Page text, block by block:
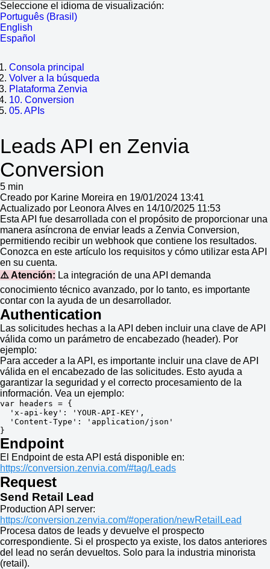
Seleccione el idioma de visualización:
Português (Brasil)
English
Español
Consola principal
Volver a la búsqueda
Plataforma Zenvia
10. Conversion
05. APIs
Leads API en Zenvia
Conversion
5 min
Creado por Karine Moreira en 19/01/2024 13:41
Actualizado por Leonora Alves en 14/10/2025 11:53
Esta API fue desarrollada con el propósito de proporcionar una
manera asíncrona de enviar leads a Zenvia Conversion,
permitiendo recibir un webhook que contiene los resultados.
Conozca en este artículo los requisitos y cómo utilizar esta API
en su cuenta.
⚠️ Atención: La integración de una API demanda
conocimiento técnico avanzado, por lo tanto, es importante
contar con la ayuda de un desarrollador.
Authentication
Las solicitudes hechas a la API deben incluir una clave de API
válida como un parámetro de encabezado (header). Por
ejemplo:
Para acceder a la API, es importante incluir una clave de API
válida en el encabezado de las solicitudes. Esto ayuda a
garantizar la seguridad y el correcto procesamiento de la
información. Vea un ejemplo:
var headers = {
'x-api-key': 'YOUR-API-KEY',
'Content-Type': 'application/json'
}
Endpoint
El Endpoint de esta API está disponible en:
https://conversion.zenvia.com/#tag/Leads
Request
Send Retail Lead
Production API server:
https://conversion.zenvia.com/#operation/newRetailLead
Procesa datos de leads y devuelve el prospecto
correspondiente. Si el prospecto ya existe, los datos anteriores
del lead no serán devueltos. Solo para la industria minorista
(retail).